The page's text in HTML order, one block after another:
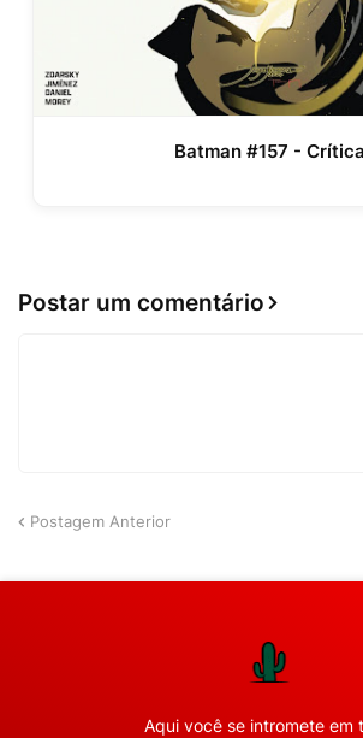
Batman #157 - Crítica
Postar um comentário
Postagem Anterior
Aqui você se intromete em